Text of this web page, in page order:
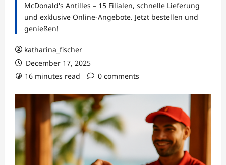
McDonald's Antilles – 15 Filialen, schnelle Lieferung
und exklusive Online-Angebote. Jetzt bestellen und
genießen!
katharina_fischer
December 17, 2025
16 minutes read
0 comments